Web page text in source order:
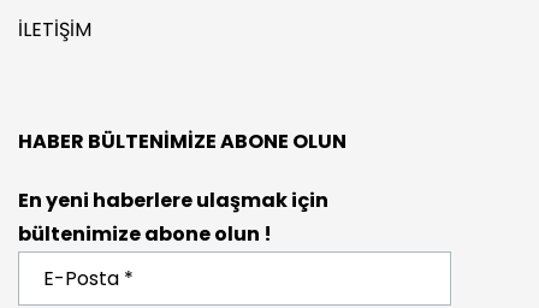
İLETIŞIM
HABER BÜLTENIMIZE ABONE OLUN
En yeni haberlere ulaşmak için
bültenimize abone olun !
Posta